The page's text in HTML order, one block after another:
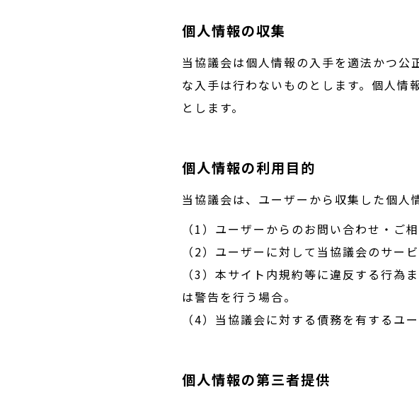
個人情報の収集
当協議会は個人情報の入手を適法かつ
な入手は行わないものとします。個人情
とします。
個人情報の利用目的
当協議会は、ユーザーから収集した個人
（1）ユーザーからのお問い合わせ・ご
（2）ユーザーに対して当協議会のサー
（3）本サイト内規約等に違反する行為
は警告を行う場合。
（4）当協議会に対する債務を有するユ
個人情報の第三者提供